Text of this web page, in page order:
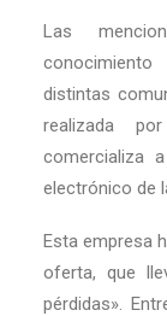
Las
distintas
realizada
comercializa
electrónico de
Esta empresa
oferta, que
pérdidas».